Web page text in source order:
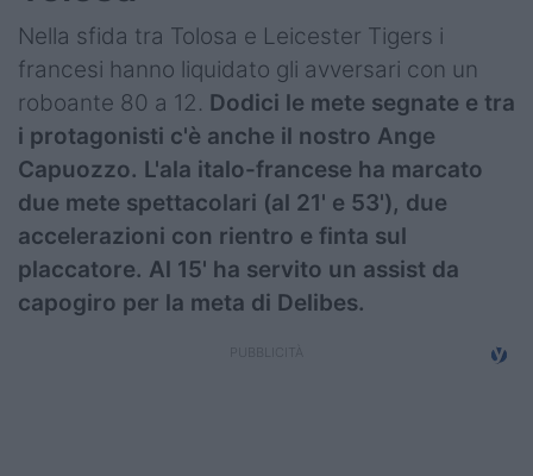
Nella sfida tra Tolosa e Leicester Tigers i
francesi hanno liquidato gli avversari con un
roboante 80 a 12. Dodici le mete segnate e tra
i protagonisti c'è anche il nostro Ange
Capuozzo. L'ala italo-francese ha marcato
due mete spettacolari (al 21' e 53'), due
accelerazioni con rientro e finta sul
placcatore. Al 15' ha servito un assist da
capogiro per la meta di Delibes.